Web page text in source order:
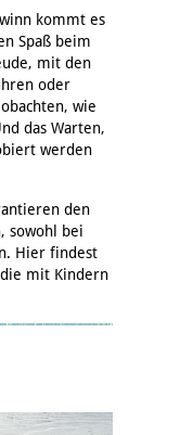
kommt es
Spaß beim
mit den
oder
wie
das Warten,
werden
den
sowohl bei
Hier findest
die mit Kindern